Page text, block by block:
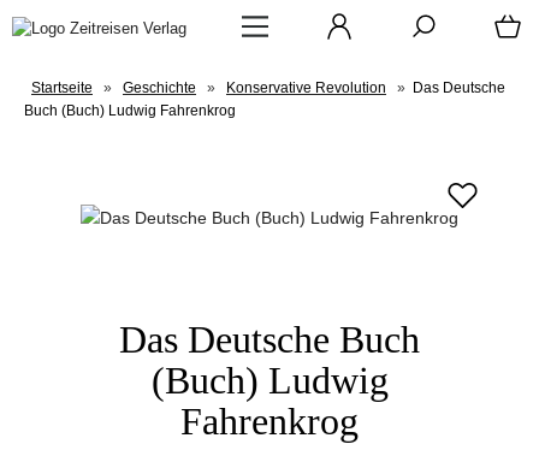
Startseite » Geschichte » Konservative Revolution » Das Deutsche
Buch (Buch) Ludwig Fahrenkrog
Das Deutsche Buch
(Buch) Ludwig
Fahrenkrog